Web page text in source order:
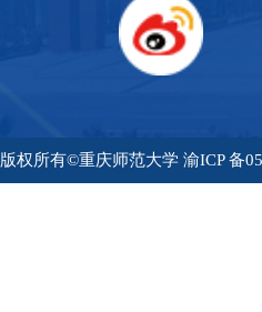
版权所有©重庆师范大学 渝ICP 备